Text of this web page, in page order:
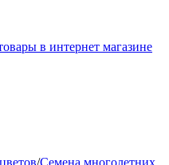
в интернет магазине
/Семена многолетних